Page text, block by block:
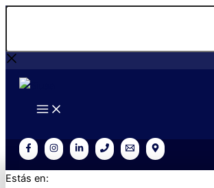
IrBuscar...
Estás en: